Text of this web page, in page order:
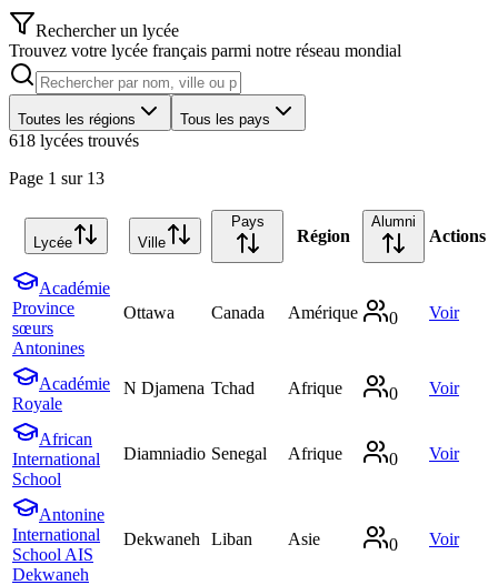
Rechercher un lycée
Trouvez votre lycée français parmi notre réseau mondial
Toutes les régions Tous les pays
618 lycées trouvés
Page 1 sur 13
Lycée Ville
Pays
Région
Alumni
Actions
Académie
Province
sœurs
Antonines
Ottawa Canada Amérique 0 Voir
Académie
Royale
N Djamena Tchad Afrique 0 Voir
African
International
School
Diamniadio Senegal Afrique 0 Voir
Antonine
International
School AIS
Dekwaneh
Dekwaneh Liban Asie 0 Voir